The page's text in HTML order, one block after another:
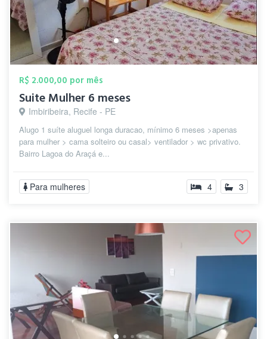
R$ 2.000,00 por mês
Suite Mulher 6 meses
Imbiribeira, Recife - PE
Alugo 1 suíte aluguel longa duracao, mínimo 6 meses >apenas
para mulher > cama solteiro ou casal> ventilador > wc privativo.
Bairro Lagoa do Araçá e...
Para mulheres 4 3